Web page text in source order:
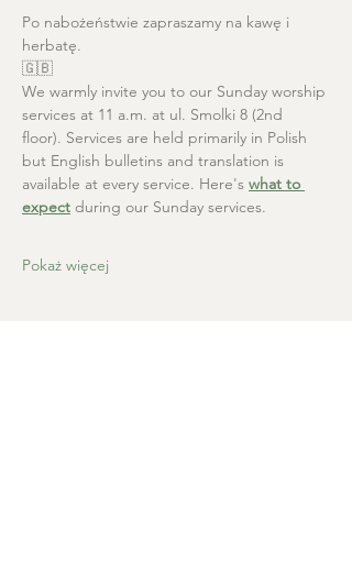
Po nabożeństwie zapraszamy na kawę i
herbatę.
🇬🇧
We warmly invite you to our Sunday worship
services at 11 a.m. at ul. Smolki 8 (2nd
floor). Services are held primarily in Polish
but English bulletins and translation is
available at every service. Here's what to
expect during our Sunday services.
Pokaż więcej